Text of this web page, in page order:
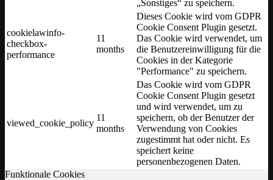
„Sonstiges“ zu speichern.
cookielawinfo-
checkbox-
performance
11
months
Dieses Cookie wird vom GDPR
Cookie Consent Plugin gesetzt.
Das Cookie wird verwendet, um
die Benutzereinwilligung für die
Cookies in der Kategorie
"Performance" zu speichern.
viewed_cookie_policy
11
months
Das Cookie wird vom GDPR
Cookie Consent Plugin gesetzt
und wird verwendet, um zu
speichern, ob der Benutzer der
Verwendung von Cookies
zugestimmt hat oder nicht. Es
speichert keine
personenbezogenen Daten.
Funktionale Cookies